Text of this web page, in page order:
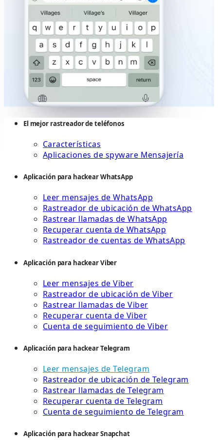
El mejor rastreador de teléfonos
Características
Aplicaciones de spyware Mensajería
Aplicación para hackear WhatsApp
Leer mensajes de WhatsApp
Rastreador de ubicación de WhatsApp
Rastrear llamadas de WhatsApp
Recuperar cuenta de WhatsApp
Rastreador de cuentas de WhatsApp
Aplicación para hackear Viber
Leer mensajes de Viber
Rastreador de ubicación de Viber
Rastrear llamadas de Viber
Recuperar cuenta de Viber
Cuenta de seguimiento de Viber
Aplicación para hackear Telegram
Leer mensajes de Telegram
Rastreador de ubicación de Telegram
Rastrear llamadas de Telegram
Recuperar cuenta de Telegram
Cuenta de seguimiento de Telegram
Aplicación para hackear Snapchat